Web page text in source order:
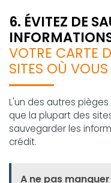
6. ÉVITEZ DE
VOTRE CARTE
SITES OÙ
L'un des autres
que la plupart des
sauvegarder les
crédit.
A ne pas manquer